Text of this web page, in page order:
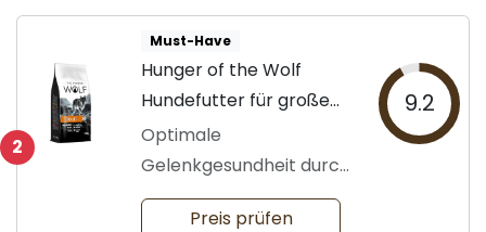
2
Must-Have
Hunger of the Wolf
Hundefutter für große
Rassen
Optimale
Gelenkgesundheit durch
spezielle Zutaten
9.2
Preis prüfen